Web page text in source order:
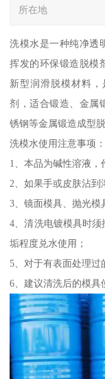
所在地
洗模水是一种纯净透
挥发的环保锻造脱模
新型润滑脱模材料
剂，适合锻造、金属
锈钢等金属锻造成型脱
洗模水使用注意事项：
1、本品为碱性溶液，
2、如果手或皮肤沾到
3、镜面模具、抛光模
4、清洗电镀模具时
垢程度兑水使用；
5、对于有表面处理过
6、建议清洗后的模具